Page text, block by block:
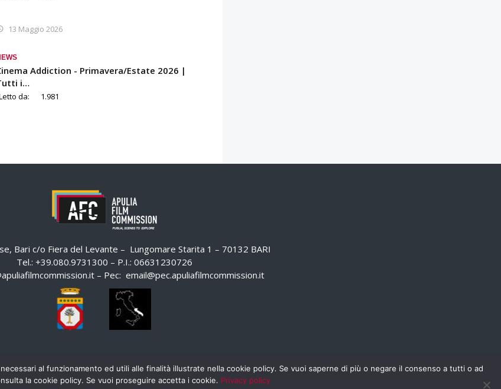
13 Maggio 2026
Addiction - Primavera/Estate 2026 |
i…
da: 1.981
Bari c/o Fiera del Levante – Lungomare Starita 1 – 70132 BARI
Tel.: +39.080.9731300 – P.I.: 06631230726
– Pec: email@pec.apuliafilmcommission.it
al funzionamento ed utili alle finalità illustrate nella cookie policy. Se vuoi saperne di più o negare il consenso a tutti o ad
la cookie policy. Se vuoi proseguire accetta i cookie. Privacy policy